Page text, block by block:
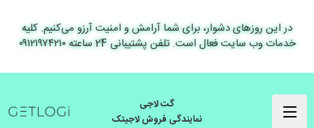
در این روزهای دشوار، برای شما آرامش و امنیت آرزو می‌کنیم. کلیه
خدمات وب سایت فعال است. تلفن پشتیبانی 24 ساعته ۰۹۱۲۱۹۷۴۲۱۰
گت لاجی
نمایندگی فروش لاجیتک